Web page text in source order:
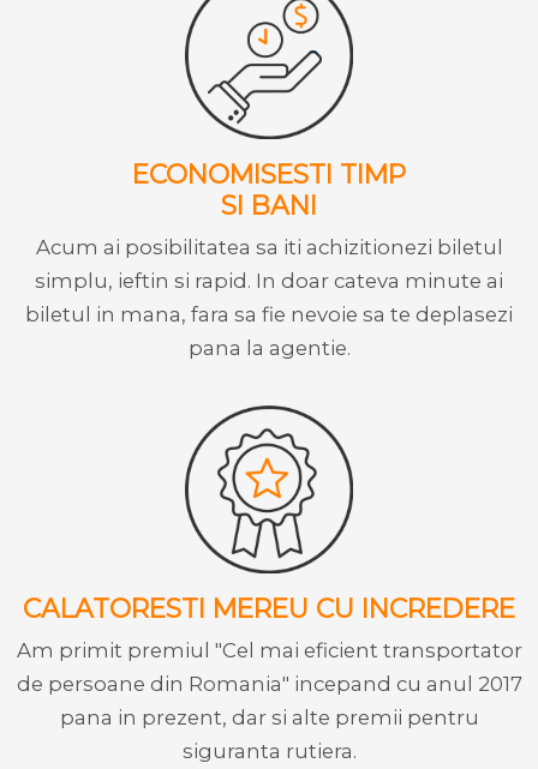
ECONOMISESTI TIMP
SI BANI
Acum ai posibilitatea sa iti achizitionezi biletul
simplu, ieftin si rapid. In doar cateva minute ai
biletul in mana, fara sa fie nevoie sa te deplasezi
pana la agentie.
CALATORESTI MEREU CU INCREDERE
Am primit premiul "Cel mai eficient transportator
de persoane din Romania" incepand cu anul 2017
pana in prezent, dar si alte premii pentru
siguranta rutiera.